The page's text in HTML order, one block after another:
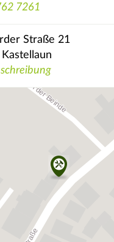
7261
Straße 21
Kastellaun